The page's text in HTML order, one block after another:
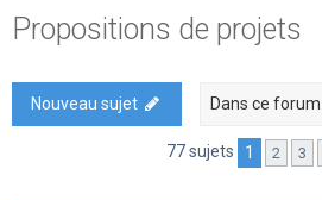
Propositions de projets
Nouveau sujet
77 sujets 1 2 3